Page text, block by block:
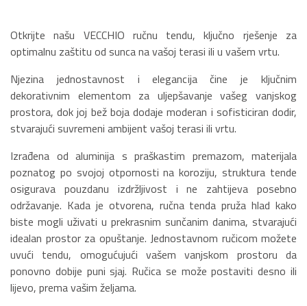
Otkrijte našu VECCHIO ručnu tendu, ključno rješenje za
optimalnu zaštitu od sunca na vašoj terasi ili u vašem vrtu.
Njezina jednostavnost i elegancija čine je ključnim
dekorativnim elementom za uljepšavanje vašeg vanjskog
prostora, dok joj bež boja dodaje moderan i sofisticiran dodir,
stvarajući suvremeni ambijent vašoj terasi ili vrtu.
Izrađena od aluminija s praškastim premazom, materijala
poznatog po svojoj otpornosti na koroziju, struktura tende
osigurava pouzdanu izdržljivost i ne zahtijeva posebno
održavanje. Kada je otvorena, ručna tenda pruža hlad kako
biste mogli uživati u prekrasnim sunčanim danima, stvarajući
idealan prostor za opuštanje. Jednostavnom ručicom možete
uvući tendu, omogućujući vašem vanjskom prostoru da
ponovno dobije puni sjaj. Ručica se može postaviti desno ili
lijevo, prema vašim željama.